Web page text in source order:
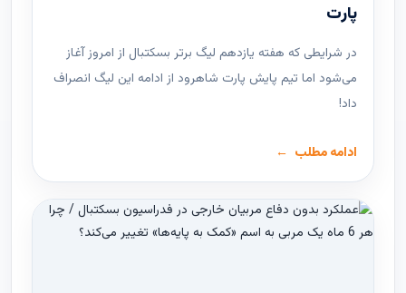
پارت
در شرایطی که هفته یازدهم لیگ ‌برتر بسکتبال از امروز آغاز
می‌شود اما تیم پایش پارت شاهرود از ادامه این لیگ انصراف
داد!
ادامه مطلب